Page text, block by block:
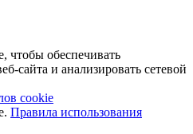
чтобы обеспечивать
сайта и анализировать сетевой
cookie
Правила использования